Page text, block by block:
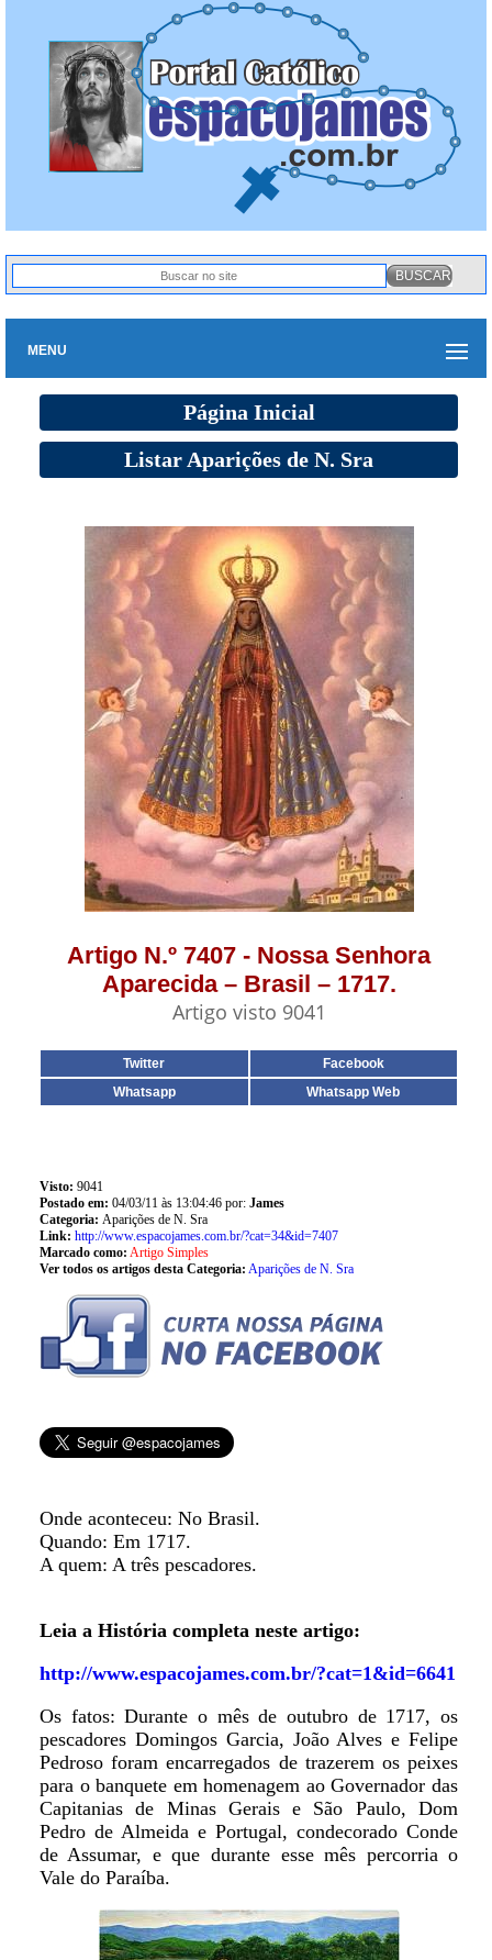
MENU
Página Inicial
Listar Aparições de N. Sra
Artigo N.º 7407 - Nossa Senhora
Aparecida – Brasil – 1717.
Artigo visto 9041
Twitter
Facebook
Whatsapp
Whatsapp Web
Visto: 9041
Postado em: 04/03/11 às 13:04:46 por: James
Categoria: Aparições de N. Sra
Link: http://www.espacojames.com.br/?cat=34&id=7407
Marcado como: Artigo Simples
Ver todos os artigos desta Categoria: Aparições de N. Sra
Onde aconteceu: No Brasil.
Quando: Em 1717.
A quem: A três pescadores.
Leia a História completa neste artigo:
http://www.espacojames.com.br/?cat=1&id=6641
Os fatos: Durante o mês de outubro de 1717, os
pescadores Domingos Garcia, João Alves e Felipe
Pedroso foram encarregados de trazerem os peixes
para o banquete em homenagem ao Governador das
Capitanias de Minas Gerais e São Paulo, Dom
Pedro de Almeida e Portugal, condecorado Conde
de Assumar, e que durante esse mês percorria o
Vale do Paraíba.